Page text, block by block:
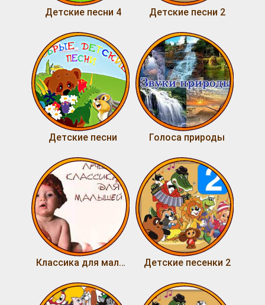
Детские песни 4 Детские песни 2
Детские песни Голоса природы
Классика для малышей Детские песенки 2